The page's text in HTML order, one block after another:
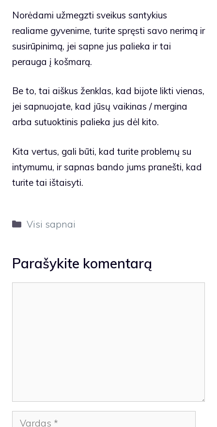
Norėdami užmegzti sveikus santykius
realiame gyvenime, turite spręsti savo nerimą ir
susirūpinimą, jei sapne jus palieka ir tai
perauga į košmarą.
Be to, tai aiškus ženklas, kad bijote likti vienas,
jei sapnuojate, kad jūsų vaikinas / mergina
arba sutuoktinis palieka jus dėl kito.
Kita vertus, gali būti, kad turite problemų su
intymumu, ir sapnas bando jums pranešti, kad
turite tai ištaisyti.
Kategorijos
Visi sapnai
Parašykite komentarą
Vardas